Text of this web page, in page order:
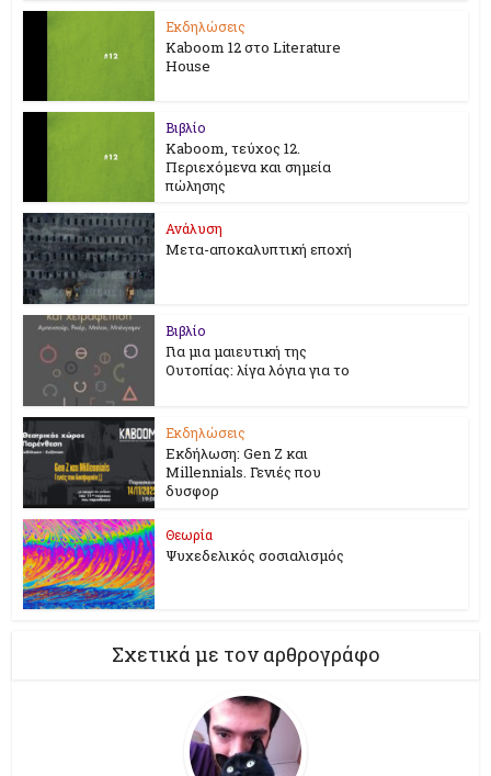
Εκδηλώσεις
Kaboom 12 στο Literature
House
Βιβλίο
Kaboom, τεύχος 12.
Περιεχόμενα και σημεία
πώλησης
Ανάλυση
Μετα-αποκαλυπτική εποχή
Βιβλίο
Για μια μαιευτική της
Ουτοπίας: λίγα λόγια για το
Εκδηλώσεις
Εκδήλωση: Gen Z και
Millennials. Γενιές που
δυσφορ
Θεωρία
Ψυχεδελικός σοσιαλισμός
Σχετικά με τον αρθρογράφο